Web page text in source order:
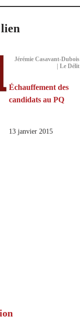
Jérémie Casavant-Dubois
| Le Délit
Échauffement des
candidats au PQ
13 janvier 2015